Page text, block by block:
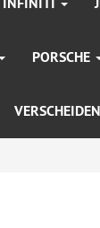
PORSCHE